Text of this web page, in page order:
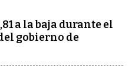
a la baja durante el
gobierno de